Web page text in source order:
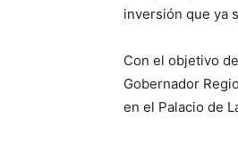
inversión que ya
Con el objetivo
Gobernador
en el Palacio de